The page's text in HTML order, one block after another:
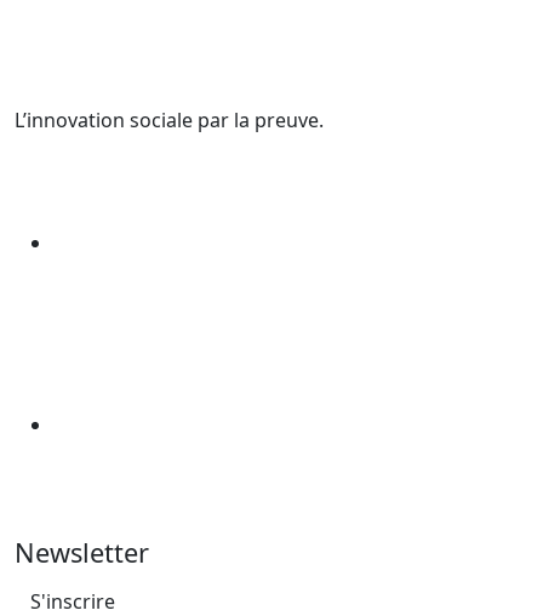
L’innovation sociale par la preuve.
Newsletter
S'inscrire